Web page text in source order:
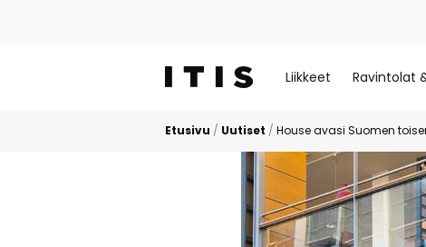
Liikkeet Ravintolat
Etusivu / Uutiset / House avasi Suomen